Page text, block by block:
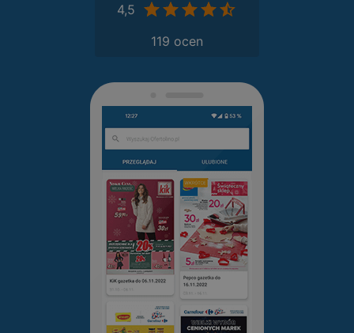
4,5
119 ocen